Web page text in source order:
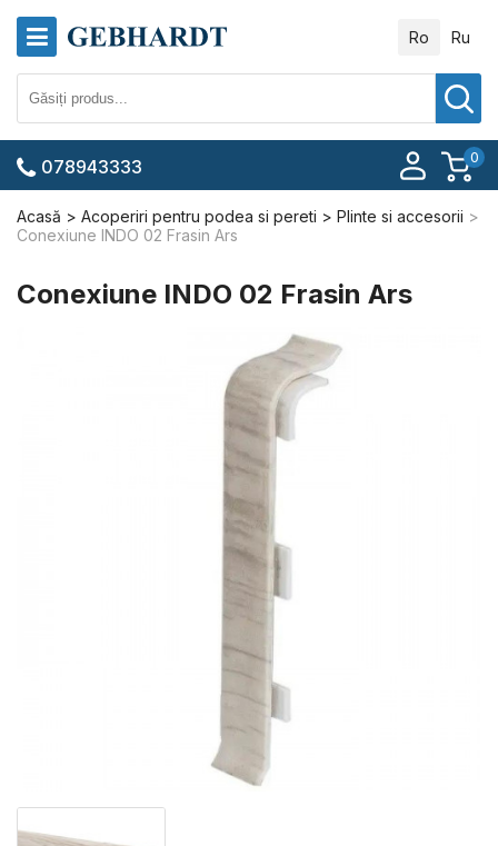
Ro Ru
0
078943333
Acasă Acoperiri pentru podea si pereti
Plinte si accesorii
Conexiune INDO 02 Frasin Ars
Conexiune INDO 02 Frasin Ars